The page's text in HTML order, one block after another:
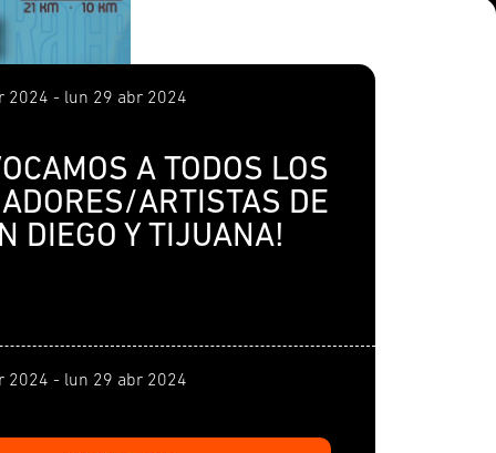
2024 - lun 29 abr 2024
A TODOS LOS
ARTISTAS DE
DIEGO Y TIJUANA!
2024 - lun 29 abr 2024